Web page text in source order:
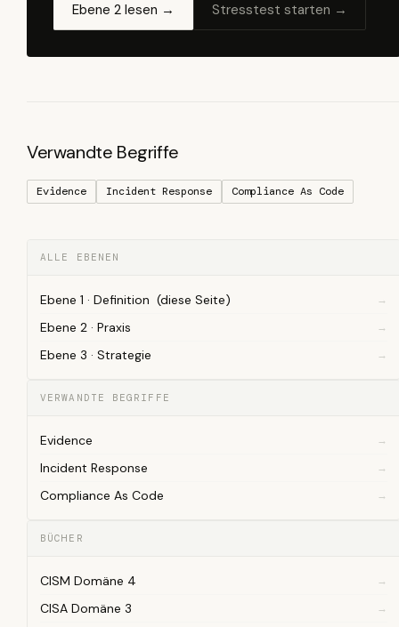
Ebene 2 lesen → Stresstest starten →
Verwandte Begriffe
Evidence Incident Response Compliance As Code
ALLE EBENEN
Ebene 1 · Definition (diese Seite)
Ebene 2 · Praxis
Ebene 3 · Strategie
VERWANDTE BEGRIFFE
Evidence
Incident Response
Compliance As Code
BÜCHER
CISM Domäne 4
CISA Domäne 3